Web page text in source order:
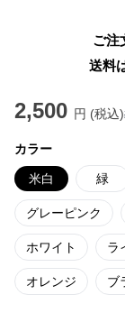
ご注
送料
2,500 円 (税込)
カラー
米白 緑
グレーピンク
ホワイト ラ
オレンジ ブ